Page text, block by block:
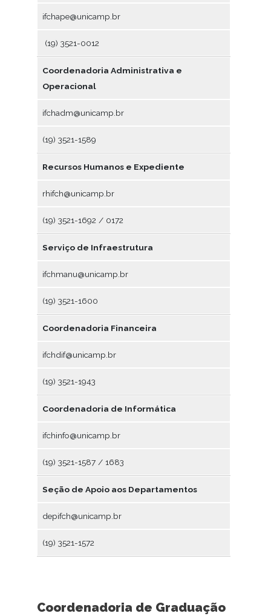
ifchape@unicamp.br
(19) 3521-0012
Coordenadoria Administrativa e
Operacional
ifchadm@unicamp.br
(19) 3521-1589
Recursos Humanos e Expediente
rhifch@unicamp.br
(19) 3521-1692 / 0172
Serviço de Infraestrutura
ifchmanu@unicamp.br
(19) 3521-1600
Coordenadoria Financeira
ifchdif@unicamp.br
(19) 3521-1943
Coordenadoria de Informática
ifchinfo@unicamp.br
(19) 3521-1587 / 1683
Seção de Apoio aos Departamentos
depifch@unicamp.br
(19) 3521-1572
Coordenadoria de Graduação